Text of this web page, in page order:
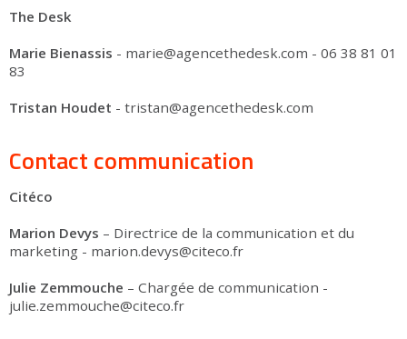
The Desk
Marie Bienassis - marie@agencethedesk.com - 06 38 81 01
83
Tristan Houdet - tristan@agencethedesk.com
Contact communication
Citéco
Marion Devys – Directrice de la communication et du
marketing - marion.devys@citeco.fr
Julie Zemmouche – Chargée de communication -
julie.zemmouche@citeco.fr